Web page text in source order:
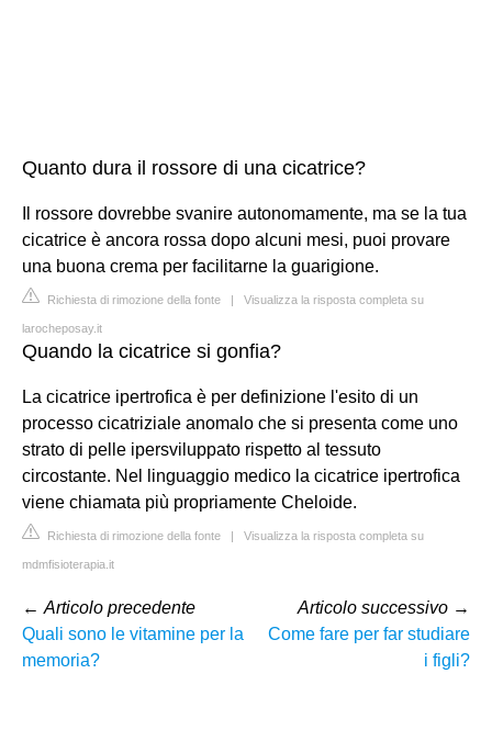
Quanto dura il rossore di una cicatrice?
Il rossore dovrebbe svanire autonomamente, ma se la tua
cicatrice è ancora rossa dopo alcuni mesi, puoi provare
una buona crema per facilitarne la guarigione.
Richiesta di rimozione della fonte | Visualizza la risposta completa su
larocheposay.it
Quando la cicatrice si gonfia?
La cicatrice ipertrofica è per definizione l'esito di un
processo cicatriziale anomalo che si presenta come uno
strato di pelle ipersviluppato rispetto al tessuto
circostante. Nel linguaggio medico la cicatrice ipertrofica
viene chiamata più propriamente Cheloide.
Richiesta di rimozione della fonte | Visualizza la risposta completa su
mdmfisioterapia.it
← Articolo precedente
Quali sono le vitamine per la
memoria?
Articolo successivo →
Come fare per far studiare
i figli?